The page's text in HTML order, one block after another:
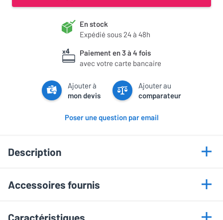
En stock
Expédié sous 24 à 48h
Paiement en 3 à 4 fois
avec votre carte bancaire
Ajouter à
mon devis
Ajouter au
comparateur
Poser une question par email
Description
Points forts
Angle de vision 170°
Accessoires fournis
Écran manuel
Caractéristiques